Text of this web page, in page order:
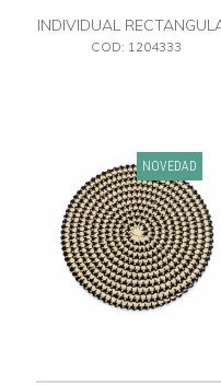
INDIVIDUAL
ESTAMPADO
COD: 1204333
NOVEDAD